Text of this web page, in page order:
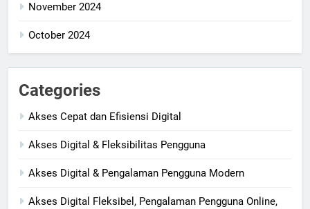
November 2024
October 2024
Categories
Akses Cepat dan Efisiensi Digital
Akses Digital & Fleksibilitas Pengguna
Akses Digital & Pengalaman Pengguna Modern
Akses Digital Fleksibel, Pengalaman Pengguna Online,